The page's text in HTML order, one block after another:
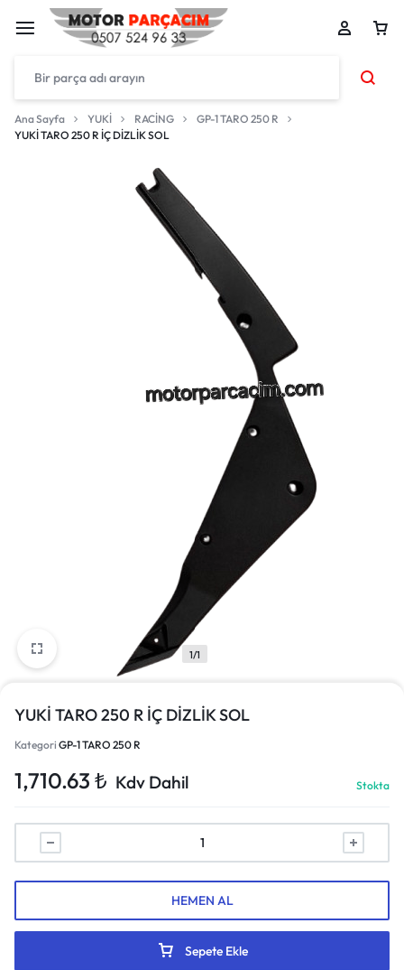
Ana Sayfa YUKİ RACİNG
GP-1 TARO 250 R
YUKİ TARO 250 R İÇ DİZLİK SOL
1/1
YUKİ TARO 250 R İÇ DİZLİK SOL
Kategori GP-1 TARO 250 R
1,710.63 ₺ Kdv Dahil Stokta
Sepete Ekle
HEMEN AL